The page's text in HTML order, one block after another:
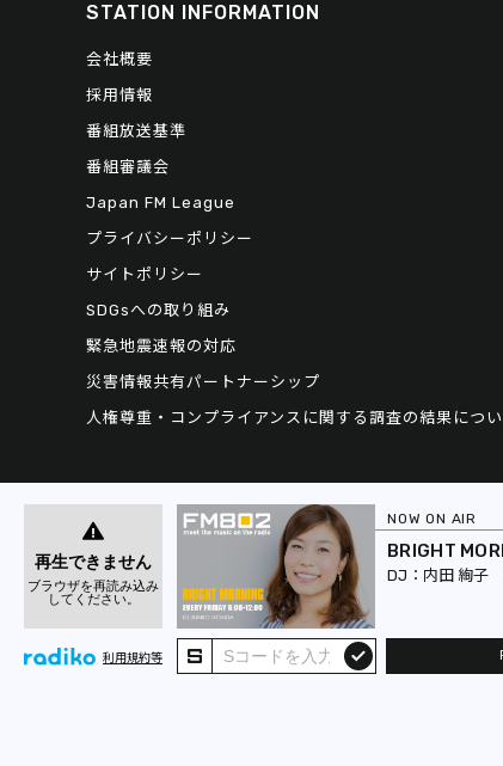
利用規約等
NOW ON AIR
BRIGHT
内田 絢子
submit
STATION INFORMATION
会社概要
採用情報
番組放送基準
番組審議会
Japan FM League
プライバシーポリシー
サイトポリシー
SDGsへの取り組み
緊急地震速報の対応
災害情報共有パートナーシップ
人権尊重・コンプライアンスに関する調査の結果につ